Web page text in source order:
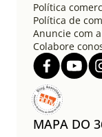
Política
Política de
Anuncie com
Colabore
MAPA DO